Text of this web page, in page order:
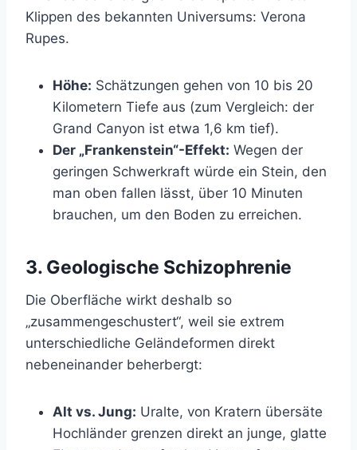
Klippen des bekannten Universums: Verona
Rupes.
Höhe: Schätzungen gehen von 10 bis 20
Kilometern Tiefe aus (zum Vergleich: der
Grand Canyon ist etwa 1,6 km tief).
Der „Frankenstein“-Effekt: Wegen der
geringen Schwerkraft würde ein Stein, den
man oben fallen lässt, über 10 Minuten
brauchen, um den Boden zu erreichen.
3. Geologische Schizophrenie
Die Oberfläche wirkt deshalb so
„zusammengeschustert“, weil sie extrem
unterschiedliche Geländeformen direkt
nebeneinander beherbergt:
Alt vs. Jung: Uralte, von Kratern übersäte
Hochländer grenzen direkt an junge, glatte